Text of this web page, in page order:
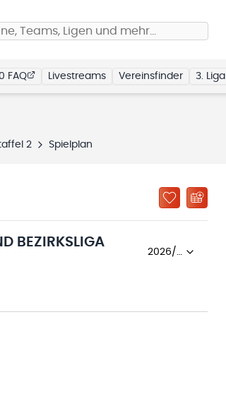
Teams, Ligen und mehr…
FAQ Livestreams Vereinsfinder 3. Liga
2 Spielplan
BEZIRKSLIGA
2026/27